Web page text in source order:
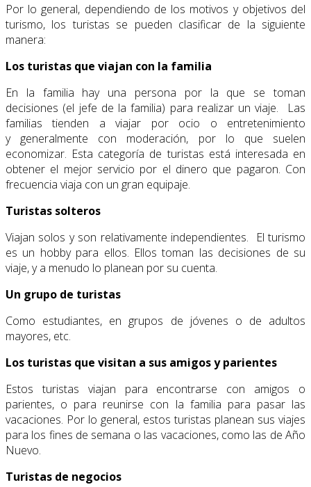
Por lo general, dependiendo de los motivos y objetivos del
turismo, los turistas se pueden clasificar de la siguiente
manera:
Los turistas que viajan con la familia
En la familia hay una persona por la que se toman
decisiones (el jefe de la familia) para realizar un viaje. Las
familias tienden a viajar por ocio o entretenimiento
y generalmente con moderación, por lo que suelen
economizar. Esta categoría de turistas está interesada en
obtener el mejor servicio por el dinero que pagaron. Con
frecuencia viaja con un gran equipaje.
Turistas solteros
Viajan solos y son relativamente independientes. El turismo
es un hobby para ellos. Ellos toman las decisiones de su
viaje, y a menudo lo planean por su cuenta.
Un grupo de turistas
Como estudiantes, en grupos de jóvenes o de adultos
mayores, etc.
Los turistas que visitan a sus amigos y parientes
Estos turistas viajan para encontrarse con amigos o
parientes, o para reunirse con la familia para pasar las
vacaciones. Por lo general, estos turistas planean sus viajes
para los fines de semana o las vacaciones, como las de Año
Nuevo.
Turistas de negocios